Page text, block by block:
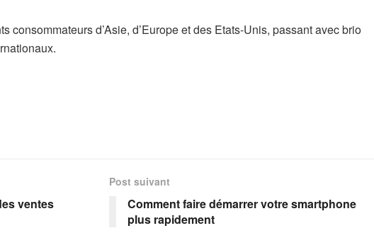
consommateurs d’Asie, d’Europe et des Etats-Unis, passant avec brio
ventes
Post suivant
Comment faire démarrer votre smartphone
plus rapidement